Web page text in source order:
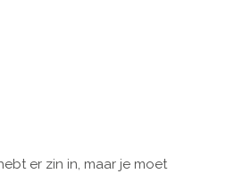
er zin in, maar je moet